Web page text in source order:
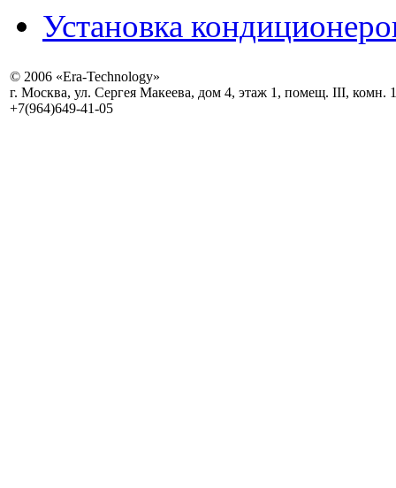
Установка
© 2006 «Era-Technology»
г. Москва, ул. Сергея Макеева, дом 4, этаж 1, помещ. III, комн. 1
+7(964)649-41-05